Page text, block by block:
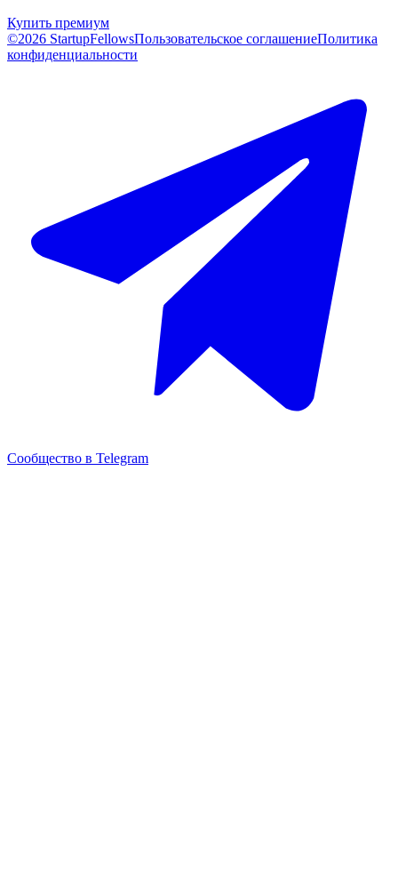
Купить премиум
©2026 StartupFellowsПользовательское соглашениеПолитика
конфиденциальности
Сообщество в Telegram